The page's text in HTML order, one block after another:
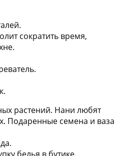
сократить время,
растений. Нани любят
Подаренные семена и ваза